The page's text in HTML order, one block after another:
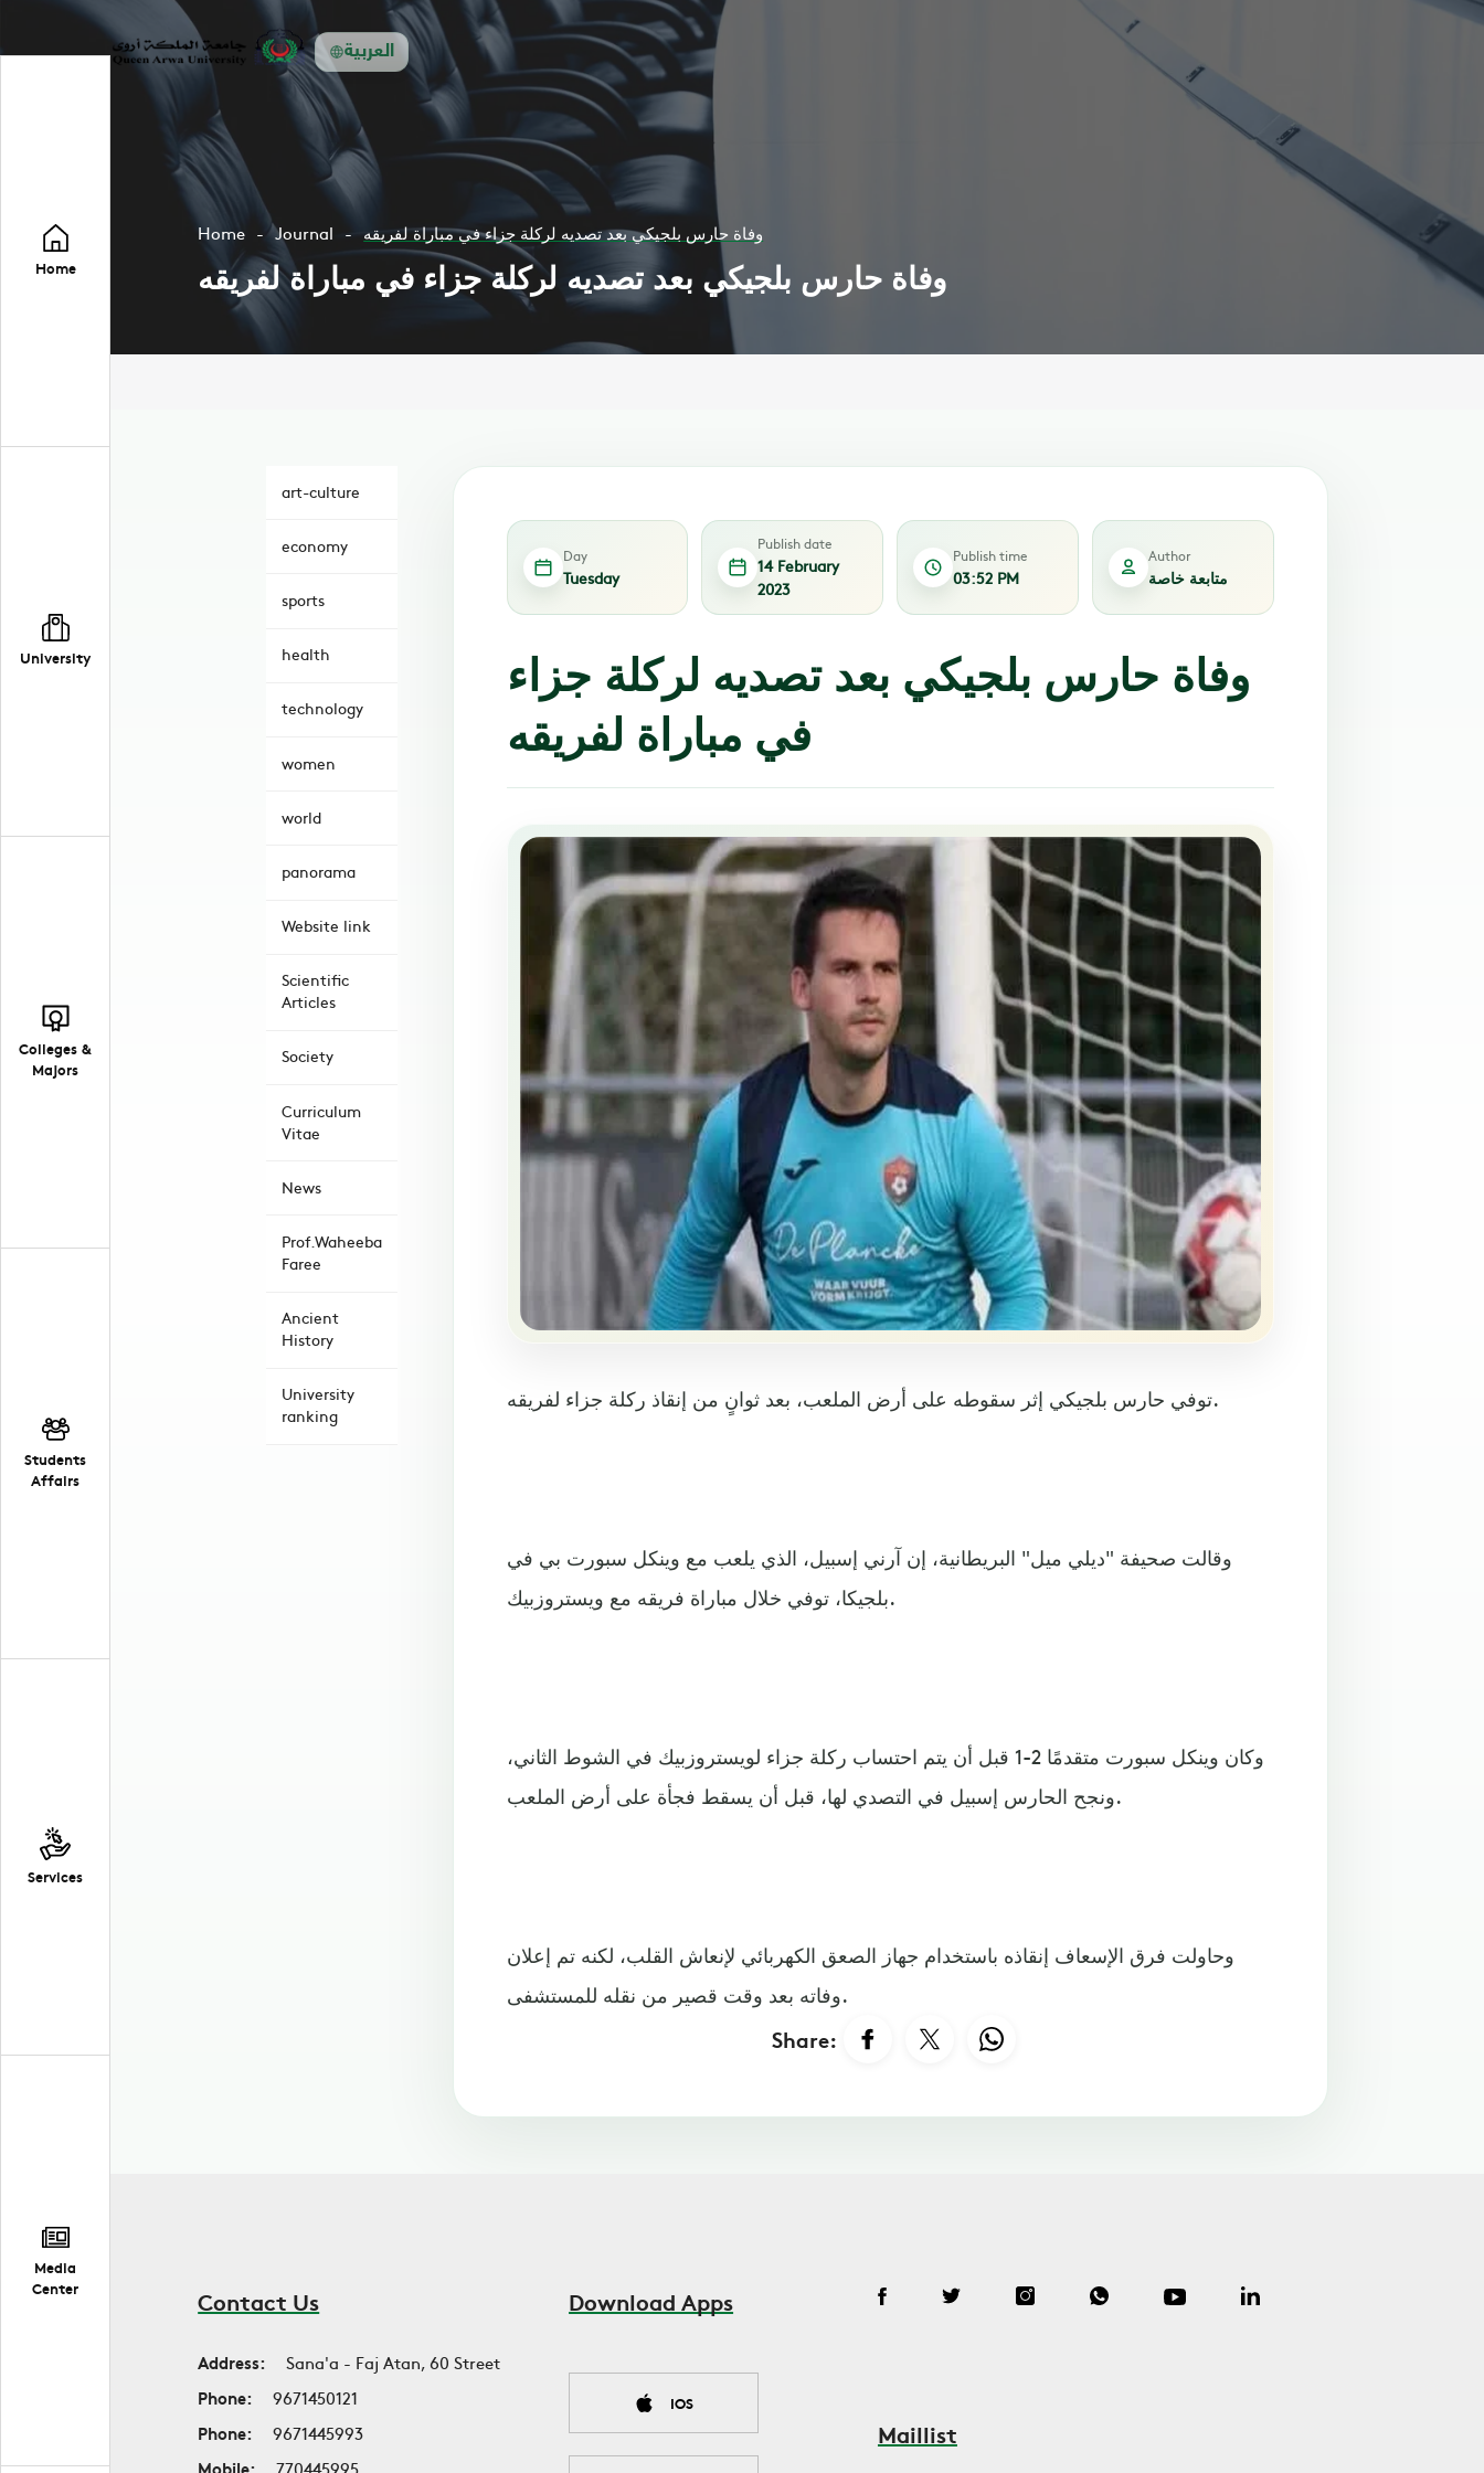
العربية
Home
University
Colleges &
Majors
Students
Affairs
Services
Media
Center
Home Journal وفاة حارس بلجيكي بعد تصديه لركلة جزاء في مباراة لفريقه
وفاة حارس بلجيكي بعد تصديه لركلة جزاء في مباراة لفريقه
art-culture
economy
sports
health
technology
women
world
panorama
Website link
Scientific
Articles
Society
Curriculum
Vitae
News
Prof.Waheeba
Faree
Ancient
History
University
ranking
Day
Tuesday
Publish date
14 February
2023
Publish time
03:52 PM
Author
متابعة خاصة
وفاة حارس بلجيكي بعد تصديه لركلة جزاء
في مباراة لفريقه
توفي حارس بلجيكي إثر سقوطه على أرض الملعب، بعد ثوانٍ من إنقاذ ركلة جزاء لفريقه.
وقالت صحيفة "ديلي ميل" البريطانية، إن آرني إسبيل، الذي يلعب مع وينكل سبورت بي في
بلجيكا، توفي خلال مباراة فريقه مع ويستروزبيك.
وكان وينكل سبورت متقدمًا 2-1 قبل أن يتم احتساب ركلة جزاء لويستروزبيك في الشوط الثاني،
ونجح الحارس إسبيل في التصدي لها، قبل أن يسقط فجأة على أرض الملعب.
وحاولت فرق الإسعاف إنقاذه باستخدام جهاز الصعق الكهربائي لإنعاش القلب، لكنه تم إعلان
وفاته بعد وقت قصير من نقله للمستشفى.
Share:
Contact Us
Address:
Sana'a - Faj Atan, 60 Street
Phone:
9671450121
Phone:
9671445993
Download Apps
IOS
Maillist